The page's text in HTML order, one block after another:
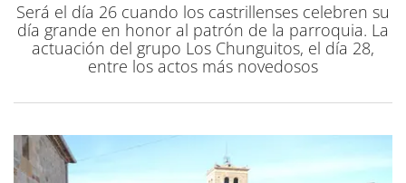
Será el día 26 cuando los castrillenses celebren su
día grande en honor al patrón de la parroquia. La
actuación del grupo Los Chunguitos, el día 28,
entre los actos más novedosos